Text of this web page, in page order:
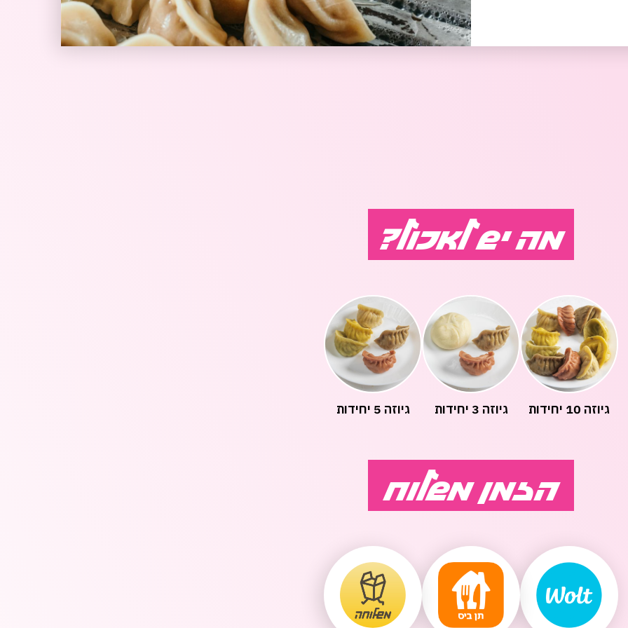
חי טעימות- אוכל עיראקי דוכן בוכרי וטריפולטאי
דוכן אמפנדס
משק סמואל- גבינות
מה יש לאכול?
גיוזה 10 יחידות גיוזה 3 יחידות גיוזה 5 יחידות
הזמן משלוח